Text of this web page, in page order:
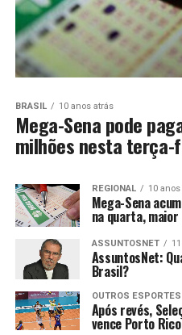
BRASIL 10 anos atrás
Mega-Sena pode
milhões nesta terça-
REGIONAL 10
Mega-Sena
na quarta,
ASSUNTOSNET
AssuntosNet:
Brasil?
OUTROS ESPORTES
Após revés,
vence Porto